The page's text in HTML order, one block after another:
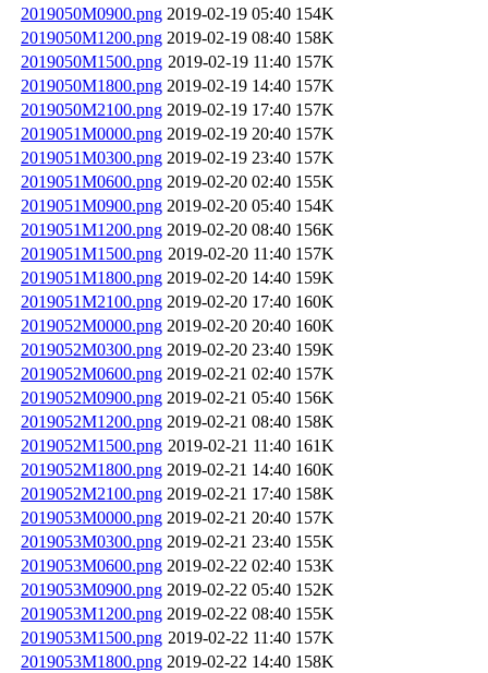
2019050M0900.png 2019-02-19 05:40 154K
2019050M1200.png 2019-02-19 08:40 158K
2019050M1500.png 2019-02-19 11:40 157K
2019050M1800.png 2019-02-19 14:40 157K
2019050M2100.png 2019-02-19 17:40 157K
2019051M0000.png 2019-02-19 20:40 157K
2019051M0300.png 2019-02-19 23:40 157K
2019051M0600.png 2019-02-20 02:40 155K
2019051M0900.png 2019-02-20 05:40 154K
2019051M1200.png 2019-02-20 08:40 156K
2019051M1500.png 2019-02-20 11:40 157K
2019051M1800.png 2019-02-20 14:40 159K
2019051M2100.png 2019-02-20 17:40 160K
2019052M0000.png 2019-02-20 20:40 160K
2019052M0300.png 2019-02-20 23:40 159K
2019052M0600.png 2019-02-21 02:40 157K
2019052M0900.png 2019-02-21 05:40 156K
2019052M1200.png 2019-02-21 08:40 158K
2019052M1500.png 2019-02-21 11:40 161K
2019052M1800.png 2019-02-21 14:40 160K
2019052M2100.png 2019-02-21 17:40 158K
2019053M0000.png 2019-02-21 20:40 157K
2019053M0300.png 2019-02-21 23:40 155K
2019053M0600.png 2019-02-22 02:40 153K
2019053M0900.png 2019-02-22 05:40 152K
2019053M1200.png 2019-02-22 08:40 155K
2019053M1500.png 2019-02-22 11:40 157K
2019053M1800.png 2019-02-22 14:40 158K